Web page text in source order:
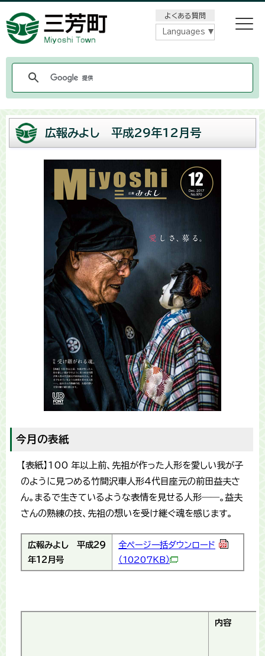
よくある質問
Languages
広報みよし 平成29年12月号
今月の表紙
【表紙】100 年以上前、先祖が作った人形を愛しい我が子
のように見つめる竹間沢車人形４代目座元の前田益夫さ
ん。まるで生きているような表情を見せる人形――。益夫
さんの熟練の技、先祖の想いを受け継ぐ魂を感じます。
広報みよし 平成29
年12月号
全ページ一括ダウンロード
（10207KB）
内容